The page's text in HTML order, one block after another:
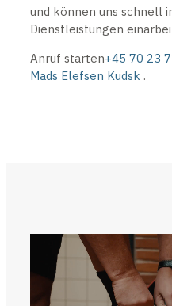
und können uns schnell
Dienstleistungen
Anruf starten+45 70 23
Mads Elefsen Kudsk .